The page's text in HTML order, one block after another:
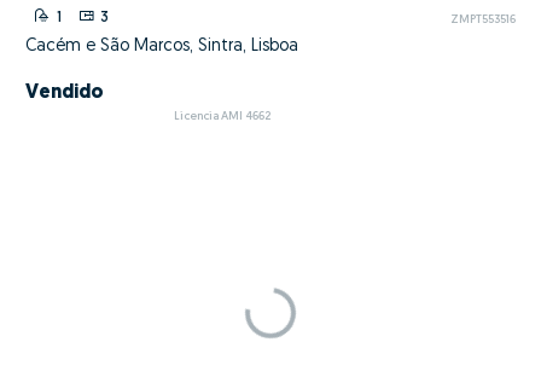
1 3 ZMPT553516
Cacém e São Marcos, Sintra, Lisboa
Vendido
Licencia AMI 4662